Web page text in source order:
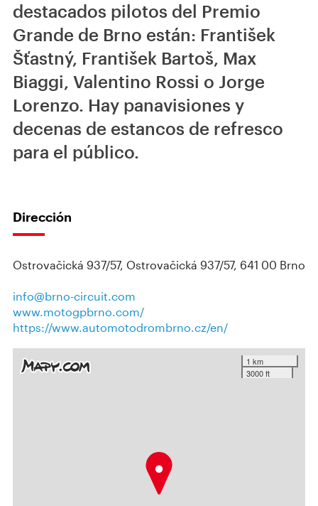
destacados pilotos del Premio
Grande de Brno están: František
Šťastný, František Bartoš, Max
Biaggi, Valentino Rossi o Jorge
Lorenzo. Hay panavisiones y
decenas de estancos de refresco
para el público.
Dirección
Ostrovačická 937/57, Ostrovačická 937/57, 641 00 Brno
info@brno-circuit.com
www.motogpbrno.com/
https://www.automotodrombrno.cz/en/
1 km
3000 ft